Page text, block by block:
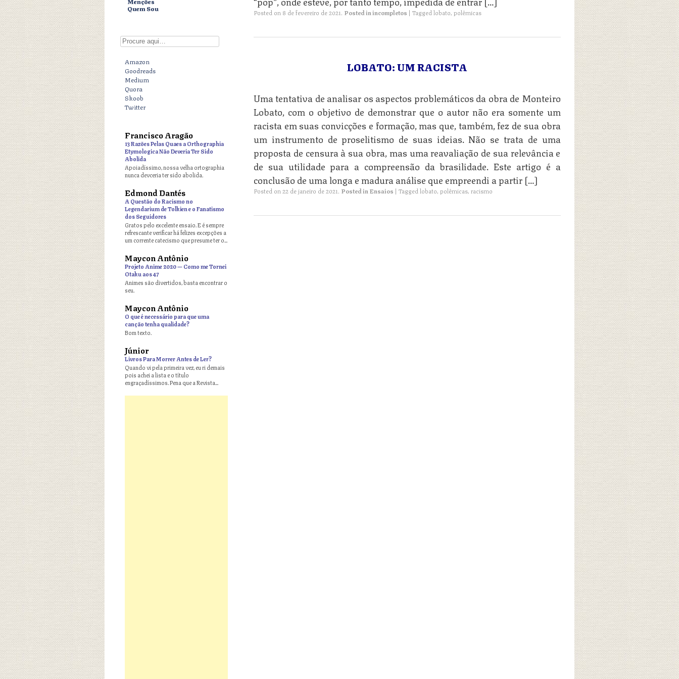
Quem Sou Posted on 8 de fevereiro de 2021. Posted inincompletos | Taggedlobato, polêmicas
LOBATO: UM RACISTA
Uma tentativa de analisar os aspectos problemáticos da obra de Monteiro
Lobato, com o objetivo de demonstrar que o autor não era somente um
racista em suas convicções e formação, mas que, também, fez de sua obra
um instrumento de proselitismo de suas ideias. Não se trata de uma
proposta de censura à sua obra, mas uma reavaliação de sua relevância e
de sua utilidade para a compreensão da brasilidade. Este artigo é a
conclusão de uma longa e madura análise que empreendi a partir […]
Posted on 22 de janeiro de 2021. Posted in Ensaios | Tagged lobato, polêmicas, racismo
Digite aqui
Amazon
Goodreads
Medium
Quora
Skoob
Twitter
Francisco Aragão
13 Razões Pelas Quaes a Orthographia
Etymologica Não Deveria Ter Sido
Abolida
Apoiadíssimo, nossa velha ortographia
nunca devceria ter sido abolida.
Edmond Dantés
A Questão do Racismo no
Legendarium de Tolkien e o Fanatismo
dos Seguidores
Gratos pelo excelente ensaio. E é sempre
refrescante verificar há felizes excepções a
um corrente catecismo que presume ter o...
Maycon Antônio
Projeto Anime 2020 — Como me Tornei
Otaku aos 47
Animes são divertidos, basta encontrar o
seu.
Maycon Antônio
O que é necessário para que uma
canção tenha qualidade?
Bom texto.
Júnior
Livros Para Morrer Antes de Ler?
Quando vi pela primeira vez, eu ri demais
pois achei a lista e o título
engraçadíssimos. Pena que a Revista...